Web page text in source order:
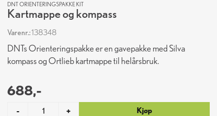
DNT ORIENTERINGSPAKKE KIT
Kartmappe og kompass
Varenr.:138348
DNTs Orienteringspakke er en gavepakke med Silva
kompass og Ortlieb kartmappe til helårsbruk.
688,-
- + Kjøp